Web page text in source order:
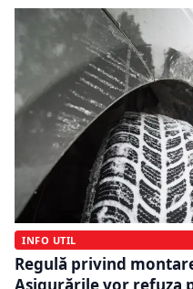
INFO UTIL
Regulă privind
Asigurările vor refuza